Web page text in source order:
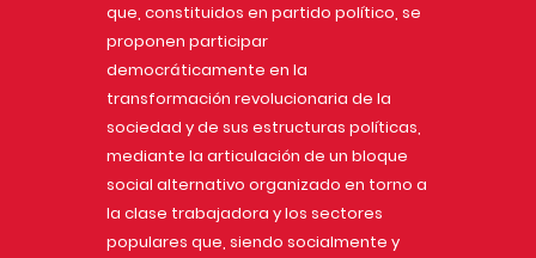
que, constituidos en partido político, se
proponen participar
democráticamente en la
transformación revolucionaria de la
sociedad y de sus estructuras políticas,
mediante la articulación de un bloque
social alternativo organizado en torno a
la clase trabajadora y los sectores
populares que, siendo socialmente y